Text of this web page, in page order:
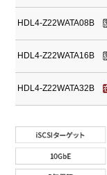
HDL4-Z22WATA08B
HDL4-Z22WATA16B
HDL4-Z22WATA32B